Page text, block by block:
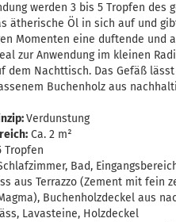
werden 3 bis 5 Tropfen
ätherische Öl in sich auf und
Momenten eine duftende und
zur Anwendung im kleinen
dem Nachttisch. Das Gefäß
Buchenholz aus
Verdunstung
Ca. 2 m²
Tropfen
Bad,
aus Terrazzo (Zement mit fein
Buchenholzdeckel aus
Lavasteine, Holzdeckel